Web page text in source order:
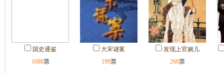
国史通鉴
1688票
大宋谜案
199票
发现上官婉儿
269票